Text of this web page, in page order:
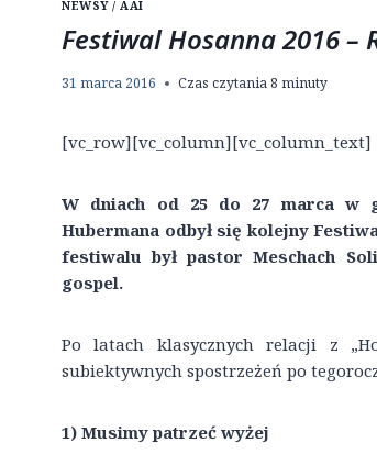
NEWSY / AAI
Festiwal Hosanna 2016 –
31 marca 2016 Czas czytania8 minuty
[vc_row][vc_column][vc_column_text]
W dniach od 25 do 27 marca w
Hubermana odbył się kolejny
festiwalu był pastor Meschach
gospel.
Po latach klasycznych relacji z
subiektywnych spostrzeżeń po
1) Musimy patrzeć wyżej